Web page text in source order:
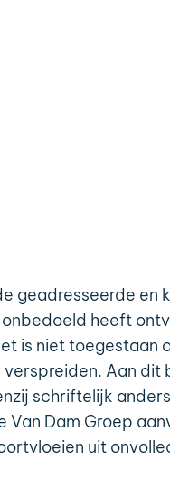
geadresseerde en
heeft
is niet toegestaan
Aan dit
schriftelijk
Dam Groep
uit